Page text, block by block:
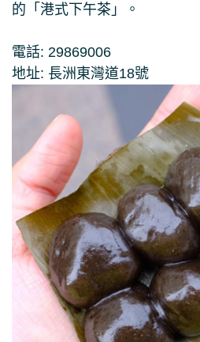
的「港式下午茶」。
電話: 29869006
地址: 長洲東灣道18號